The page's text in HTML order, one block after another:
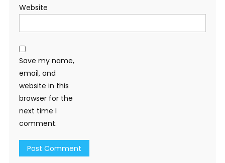
Website
Save my name,
email, and
website in this
browser for the
next time I
comment.